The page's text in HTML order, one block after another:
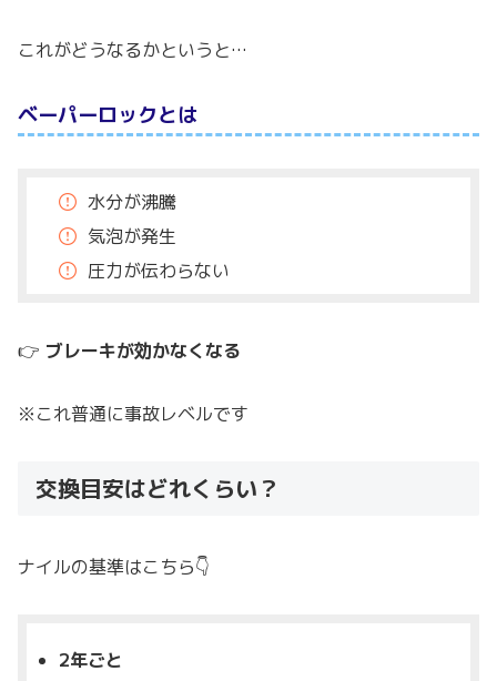
これがどうなるかというと…
ベーパーロックとは
水分が沸騰
気泡が発生
圧力が伝わらない
👉 ブレーキが効かなくなる
※これ普通に事故レベルです
交換目安はどれくらい？
ナイルの基準はこちら👇
2年ごと